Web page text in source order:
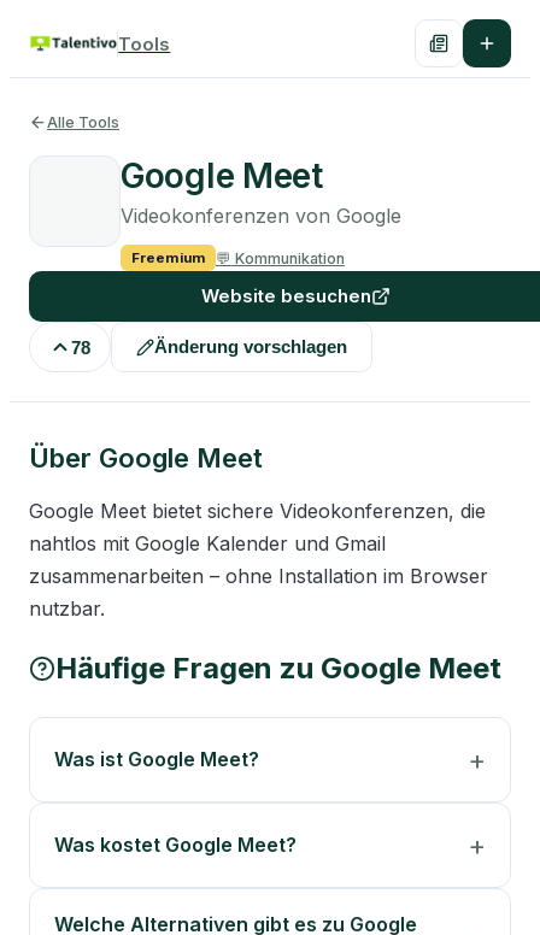
Tools
Alle Tools
Google Meet
Videokonferenzen von Google
Freemium 💬 Kommunikation
Website besuchen
78 Änderung vorschlagen
Über Google Meet
Google Meet bietet sichere Videokonferenzen, die
nahtlos mit Google Kalender und Gmail
zusammenarbeiten – ohne Installation im Browser
nutzbar.
Häufige Fragen zu Google Meet
Was ist Google Meet?
Was kostet Google Meet?
Welche Alternativen gibt es zu Google